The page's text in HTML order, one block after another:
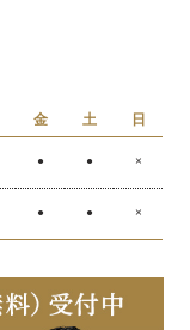
金 土 日
● ● ×
● ● ×